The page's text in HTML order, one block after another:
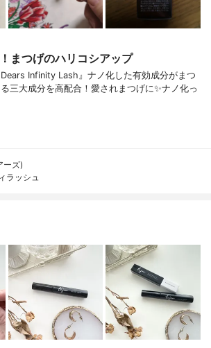
まつげのハリコシアップ
Infinity Lash』ナノ化した有効成分がまつ
三大成分を高配合！愛されまつげに✨ナノ化っ
ーズ)
ラッシュ